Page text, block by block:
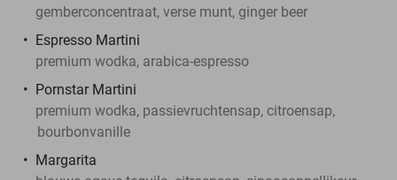
gemberconcentraat, verse munt, ginger beer
Espresso Martini
premium wodka, arabica-espresso
Pornstar Martini
premium wodka, passievruchtensap, citroensap,
bourbonvanille
Margarita